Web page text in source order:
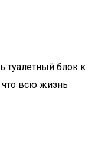
туалетный блок к
что всю жизнь